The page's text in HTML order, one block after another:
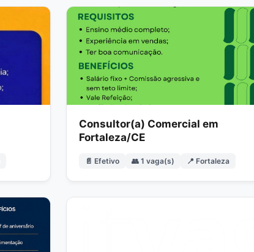
Consultor(a) Comercial em
Fortaleza/CE
📄 Efetivo 👥 1 vaga(s) 📍 Fortaleza